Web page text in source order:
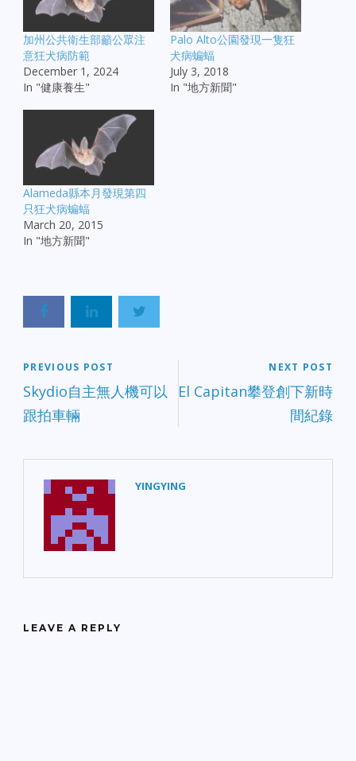
加州公共衛生部籲公眾注
意狂犬病防範
December 1, 2024
In "健康養生"
Palo Alto公園發現一隻狂
犬病蝙蝠
July 3, 2018
In "地方新聞"
Alameda縣本月發現第四
只狂犬病蝙蝠
March 20, 2015
In "地方新聞"
PREVIOUS POST
Skydio自主無人機可以
跟拍車輛
NEXT POST
El Capitan攀登創下新時
間紀錄
YINGYING
LEAVE A REPLY